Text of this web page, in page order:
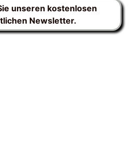
unseren kostenlosen
Newsletter.